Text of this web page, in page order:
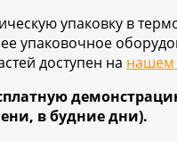
упаковку в
упаковочное
доступен на нашем
в будние дни).